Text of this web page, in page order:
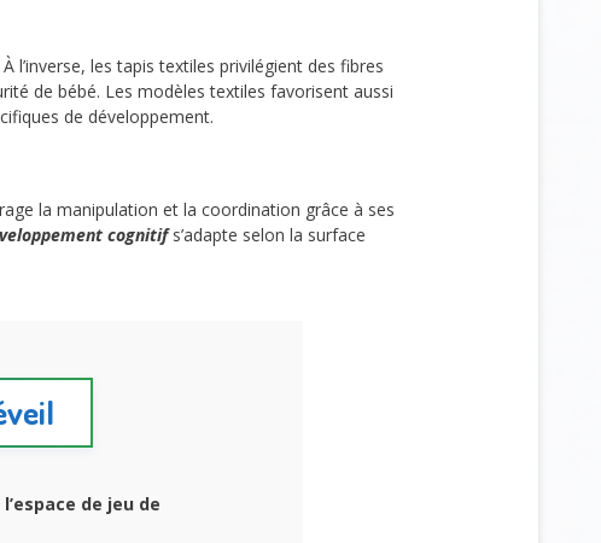
À l’inverse, les tapis textiles privilégient des fibres
de bébé. Les modèles textiles favorisent aussi
de développement.
la manipulation et la coordination grâce à ses
cognitifs’adapte selon la surface
de jeu de